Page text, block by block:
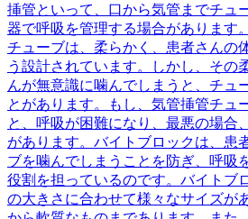
挿管といって、口から気管までチュ
器で呼吸を管理する場合があります
チューブは、柔らかく、患者さんの
う設計されています。しかし、その
んが無意識に噛んでしまうと、チュ
とがあります。もし、気管挿管チュ
と、呼吸が困難になり、最悪の場合
があります。バイトブロックは、患
ブを噛んでしまうことを防ぎ、呼吸
役割を担っているのです。バイトブ
の大きさに合わせて様々なサイズが